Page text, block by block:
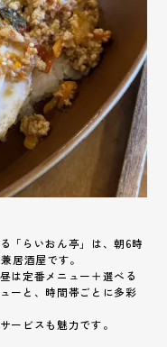
「らいおん亭」は、朝6時
居酒屋です。
は定番メニュー＋選べる
ーと、時間帯ごとに多彩
ービスも魅力です。